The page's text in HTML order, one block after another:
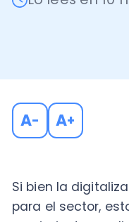
Si bien la
certificado digital
En los siguientes